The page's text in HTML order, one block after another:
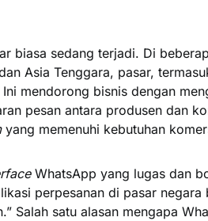
biasa sedang terjadi. Di
Asia Tenggara, pasar,
mendorong bisnis dengan
pesan antara produsen dan
yang memenuhi kebutuhan
WhatsApp yang lugas dan
perpesanan di pasar negara
Salah satu alasan mengapa